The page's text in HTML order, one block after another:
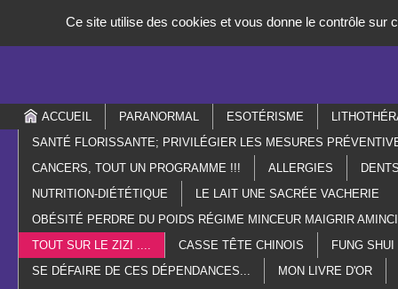
ACCUEIL PARANORMAL ESOTÉRISME
SANTÉ FLORISSANTE; PRIVILÉGIER LES MESURES
CANCERS, TOUT UN PROGRAMME !!!
ALLERGIES
NUTRITION-DIÉTÉTIQUE
LE LAIT UNE SACRÉE VACHERIE
OBÉSITÉ PERDRE DU POIDS RÉGIME MINCEUR MAIGRIR
TOUT SUR LE ZIZI ....
CASSE TÊTE CHINOIS
FUNG SHUI
SE DÉFAIRE DE CES DÉPENDANCES...
MON LIVRE D'OR
Ce site utilise des cookies et vous donne le contrôle sur